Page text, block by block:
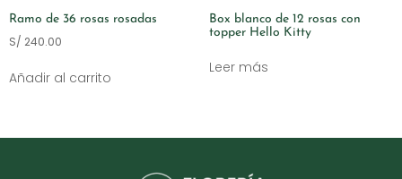
Ramo de 36 rosas rosadas
S/ 240.00
Añadir al carrito
Box blanco de 12 rosas con
topper Hello Kitty
Leer más